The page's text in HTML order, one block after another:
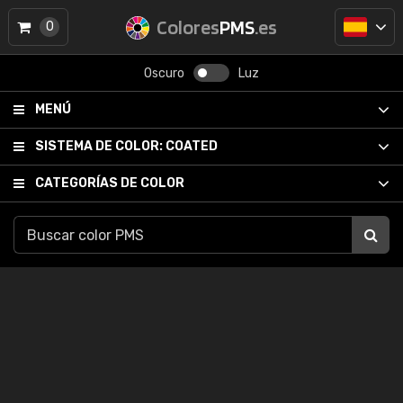
ColoresPMS.es
Oscuro Luz
MENÚ
SISTEMA DE COLOR: COATED
CATEGORÍAS DE COLOR
0